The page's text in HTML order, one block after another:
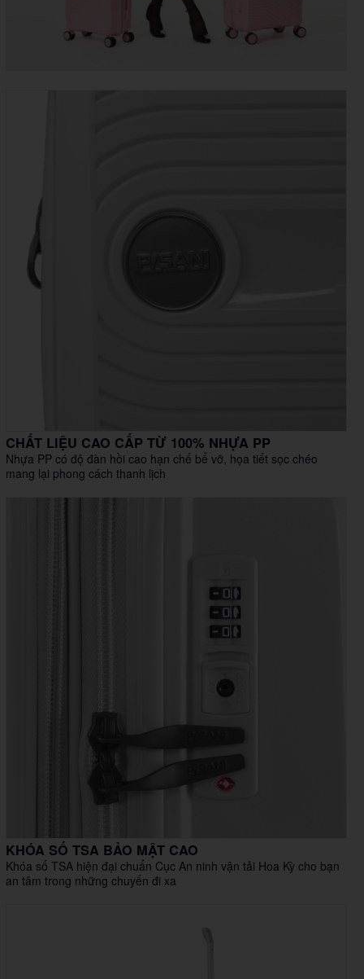
CHẤT LIỆU CAO CẤP TỪ 100% NHỰA PP
Nhựa PP có độ đàn hồi cao hạn chế bể vỡ, họa tiết sọc chéo
mang lại phong cách thanh lịch
KHÓA SỐ TSA BẢO MẬT CAO
Khóa số TSA hiện đại chuẩn Cục An ninh vận tải Hoa Kỳ cho bạn
an tâm trong những chuyến đi xa